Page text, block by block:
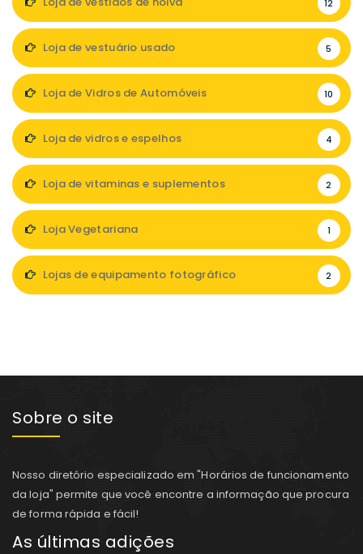
12
Loja de vestuário usado 5
Loja de Vidros de Automóveis 10
Loja de vidros e espelhos 4
Loja de vitaminas e suplementos 2
Loja Vegetariana 1
Lojas de equipamento fotográfico 2
Sobre o site
Nosso diretório especializado em "Horários de funcionamento
da loja" permite que você encontre a informação que procura
de forma rápida e fácil!
As últimas adições